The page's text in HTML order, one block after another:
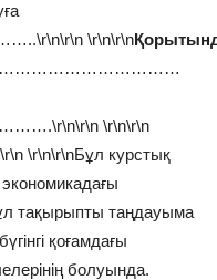
\r\n\r\n
\r\n\r\n
\r\n\r\nБұл курстық
тақырыпты таңдауыма
қоғамдағы
болуында.